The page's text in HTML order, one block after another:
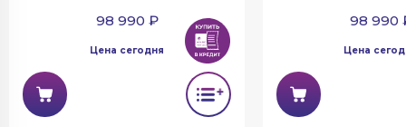
98 990 ₽
Цена сегодня
98 990
Цена